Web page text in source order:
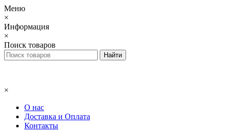
Меню
×
Информация
×
Поиск товаров
×
О нас
Доставка и Оплата
Контакты